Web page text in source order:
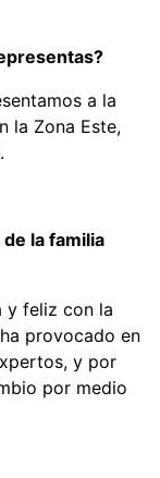
a la
la Zona Este,
la familia
y feliz con la
provocado en
y por
por medio